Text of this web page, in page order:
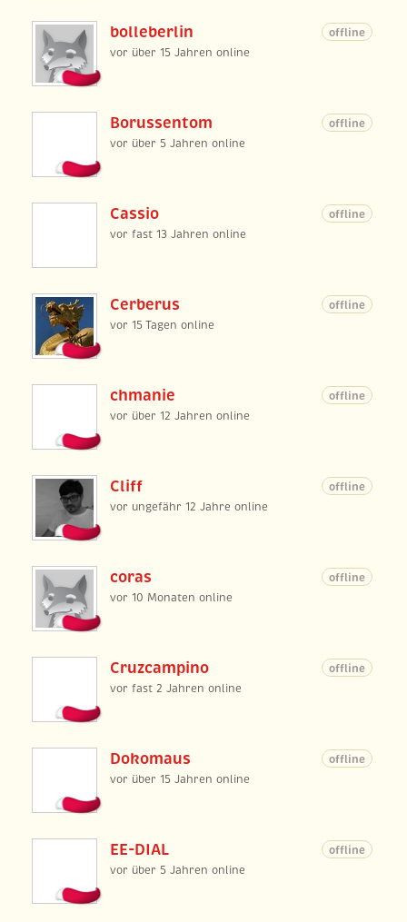
bolleberlin
offline
vor über 15 Jahren online
Borussentom
offline
vor über 5 Jahren online
Cassio
offline
vor fast 13 Jahren online
Cerberus
offline
vor 15 Tagen online
chmanie
offline
vor über 12 Jahren online
Cliff
offline
vor ungefähr 12 Jahre online
coras
offline
vor 10 Monaten online
Cruzcampino
offline
vor fast 2 Jahren online
Dokomaus
offline
vor über 15 Jahren online
EE-DIAL
offline
vor über 5 Jahren online